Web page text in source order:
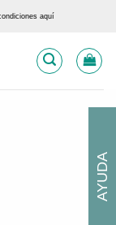
aquí
AYUDA